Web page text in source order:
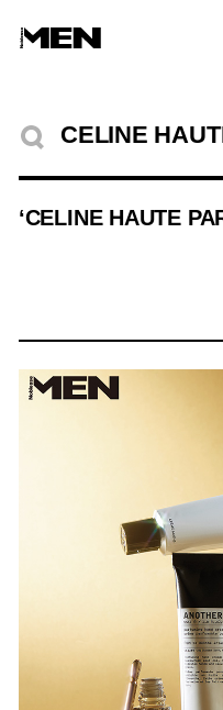
검색결과
‘CELINE HAUTE